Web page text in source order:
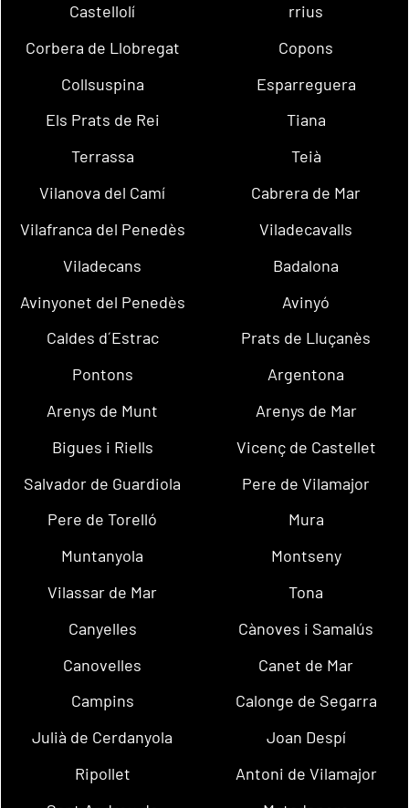
Castellolí
rrius
Corbera de Llobregat
Copons
Collsuspina
Esparreguera
Els Prats de Rei
Tiana
Terrassa
Teià
Vilanova del Camí
Cabrera de Mar
Vilafranca del Penedès
Viladecavalls
Viladecans
Badalona
Avinyonet del Penedès
Avinyó
Caldes d´Estrac
Prats de Lluçanès
Pontons
Argentona
Arenys de Munt
Arenys de Mar
Bigues i Riells
Vicenç de Castellet
Salvador de Guardiola
Pere de Vilamajor
Pere de Torelló
Mura
Muntanyola
Montseny
Vilassar de Mar
Tona
Canyelles
Cànoves i Samalús
Canovelles
Canet de Mar
Campins
Calonge de Segarra
Julià de Cerdanyola
Joan Despí
Ripollet
Antoni de Vilamajor